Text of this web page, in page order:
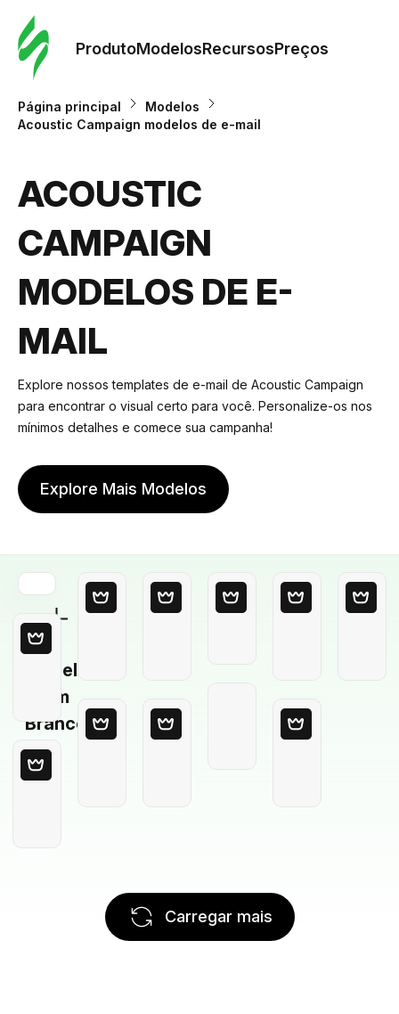
ProdutoModelosRecursosPreços
Página principal
Modelos
Acoustic Campaign modelos de e-mail
ACOUSTIC
CAMPAIGN
MODELOS DE E-
MAIL
Explore nossos templates de e-mail de Acoustic Campaign
para encontrar o visual certo para você. Personalize-os nos
mínimos detalhes e comece sua campanha!
Explore Mais Modelos
Modelo
em
Branco
Carregar mais